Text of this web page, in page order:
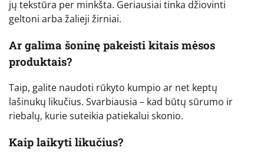
jų tekstūra per minkšta. Geriausiai tinka džiovinti
geltoni arba žalieji žirniai.
Ar galima šoninę pakeisti kitais mėsos
produktais?
Taip, galite naudoti rūkyto kumpio ar net keptų
lašinukų likučius. Svarbiausia – kad būtų sūrumo ir
riebalų, kurie suteikia patiekalui skonio.
Kaip laikyti likučius?